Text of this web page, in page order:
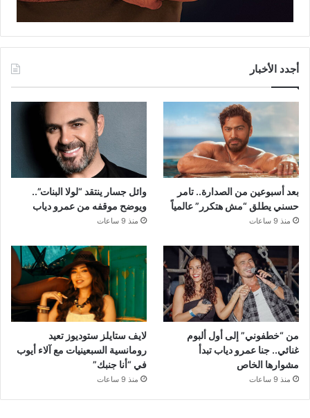
أجدد الأخبار
بعد أسبوعين من الصدارة.. تامر
حسني يطلق “مش هتكرر” عالمياً
منذ 9 ساعات
وائل جسار ينتقد “لولا البنات”..
ويوضح موقفه من عمرو دياب
منذ 9 ساعات
من “خطفوني” إلى أول ألبوم
غنائي.. جنا عمرو دياب تبدأ
مشوارها الخاص
منذ 9 ساعات
لايف ستايلز ستوديوز تعيد
رومانسية السبعينيات مع آلاء أيوب
في “أنا جنبك”
منذ 9 ساعات